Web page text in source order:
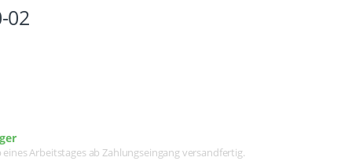
02
Arbeitstages ab Zahlungseingang versandfertig.